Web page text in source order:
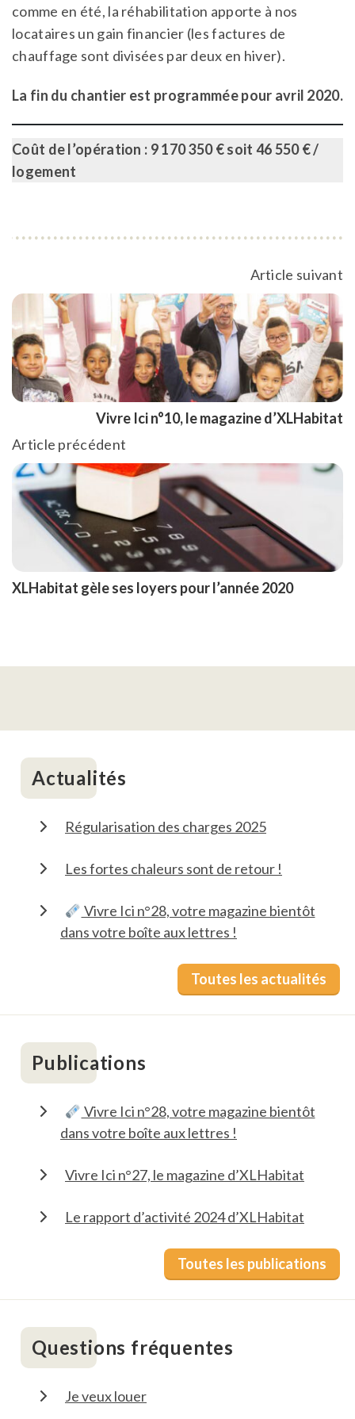
comme en été, la réhabilitation apporte à nos
locataires un gain financier (les factures de
chauffage sont divisées par deux en hiver).
La fin du chantier est programmée pour avril 2020.
Coût de l’opération : 9 170 350 € soit 46 550 € /
logement
Article précédent
XLHabitat gèle ses loyers pour l’année 2020
Article suivant
Vivre Ici n°10, le magazine d’XLHabitat
Actualités
Régularisation des charges 2025
Les fortes chaleurs sont de retour !
Vivre Ici n°28, votre magazine bientôt
dans votre boîte aux lettres !
Toutes les actualités
Publications
Vivre Ici n°28, votre magazine bientôt
dans votre boîte aux lettres !
Vivre Ici n°27, le magazine d’XLHabitat
Le rapport d’activité 2024 d’XLHabitat
Toutes les publications
Questions fréquentes
Je veux louer